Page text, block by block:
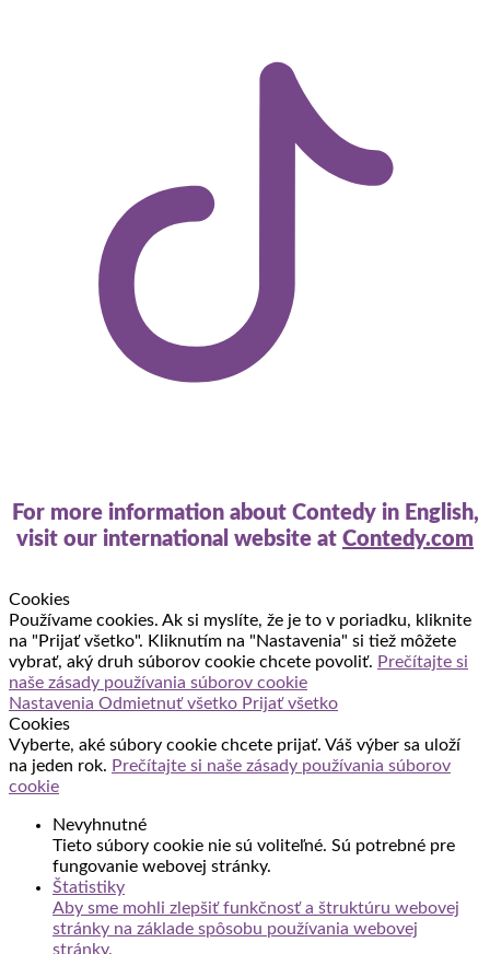
For more information about Contedy in English,
visit our international website at Contedy.com
Cookies
Používame cookies. Ak si myslíte, že je to v poriadku, kliknite
na "Prijať všetko". Kliknutím na "Nastavenia" si tiež môžete
vybrať, aký druh súborov cookie chcete povoliť. Prečítajte si
naše zásady používania súborov cookie
Nastavenia Odmietnuť všetko Prijať všetko
Cookies
Vyberte, aké súbory cookie chcete prijať. Váš výber sa uloží
na jeden rok. Prečítajte si naše zásady používania súborov
cookie
Nevyhnutné
Tieto súbory cookie nie sú voliteľné. Sú potrebné pre
fungovanie webovej stránky.
Štatistiky
Aby sme mohli zlepšiť funkčnosť a štruktúru webovej
stránky na základe spôsobu používania webovej
stránky.